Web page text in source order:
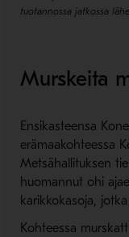
tuotannossa jatkossa
Murskeita
Ensikasteensa
erämaakohteessa
Metsähallituksen
huomannut ohi
karikkokasoja,
Kohteessa